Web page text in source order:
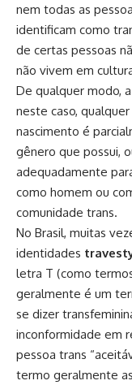
nem todas as
identificam como
de certas pessoas
não vivem em
De qualquer modo,
neste caso,
nascimento é
gênero que possui,
adequadamente
como homem ou
comunidade trans.
No Brasil, muitas
identidades
letra T (como
geralmente é um
se dizer
inconformidade em
pessoa trans
termo geralmente